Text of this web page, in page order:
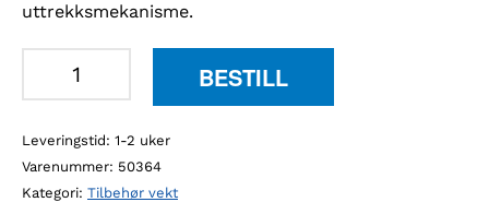
uttrekksmekanisme.
5
stk
per
BESTILL
Leveringstid: 1-2 uker
Varenummer: 50364
Kategori: Tilbehør vekt